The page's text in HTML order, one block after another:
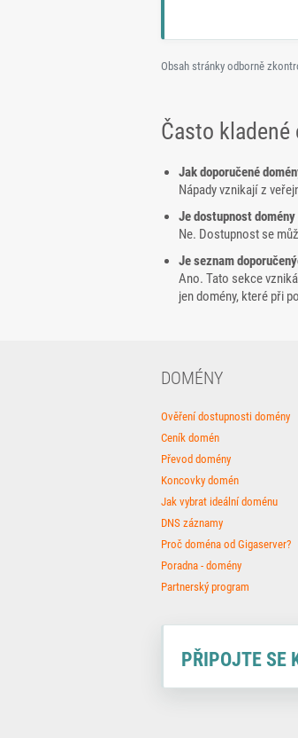
Obsah stránky odborně
Často kladené
Jak doporučené
Nápady vznikají z
Je dostupnost
Ne. Dostupnost se
Je seznam
Ano. Tato sekce
jen domény, které při
DOMÉNY
Ověření dostupnosti domény
Ceník domén
Převod domény
Koncovky domén
Jak vybrat ideální doménu
DNS záznamy
Proč doména od Gigaserver?
Poradna - domény
Partnerský program
PŘIPOJTE SE